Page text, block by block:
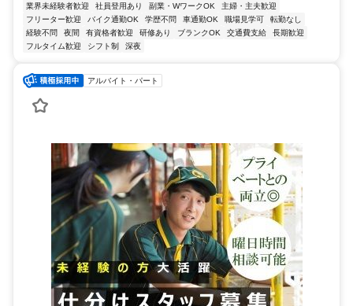
業界未経験者歓迎 社員登用あり 副業・WワークOK
主婦・主夫歓迎
フリーター歓迎
バイク通勤OK 学歴不問 車通勤OK 職場見学可
転勤なし
経験不問
夜間 有資格者歓迎 研修あり ブランクOK 交通費支給
長期歓迎
フルタイム歓迎
シフト制 深夜
アルバイト・パート